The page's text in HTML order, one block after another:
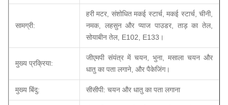
सामग्री:
हरी मटर, संशोधित मकई स्टार्च, मकई स्टार्च, चीनी,
नमक, लहसुन और प्याज पाउडर, ताड़ का तेल,
सोयाबीन तेल, E102, E133।
मुख्य प्रक्रिया:
जीएमपी संयंत्र में चयन, भुना, मसाला चयन और
धातु का पता लगाने, और पैकेजिंग।
मुख्य बिंदु: सीसीपी: चयन और धातु का पता लगाना